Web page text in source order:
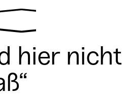
hier nicht